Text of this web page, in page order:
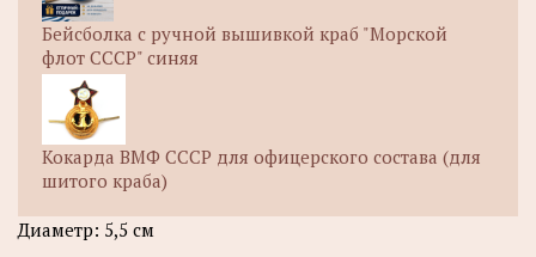
Бейсболка с ручной вышивкой краб "Морской
флот СССР" синяя
Кокарда ВМФ СССР для офицерского состава (для
шитого краба)
Диаметр: 5,5 см